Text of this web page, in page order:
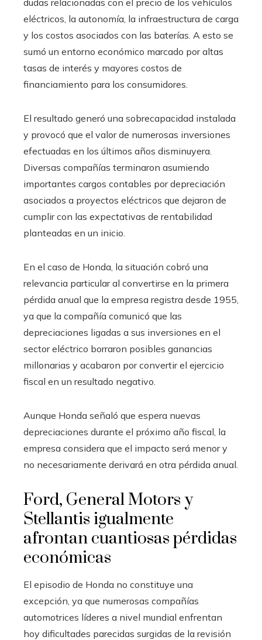
dudas relacionadas con el precio de los vehículos
eléctricos, la autonomía, la infraestructura de carga
y los costos asociados con las baterías. A esto se
sumó un entorno económico marcado por altas
tasas de interés y mayores costos de
financiamiento para los consumidores.
El resultado generó una sobrecapacidad instalada
y provocó que el valor de numerosas inversiones
efectuadas en los últimos años disminuyera.
Diversas compañías terminaron asumiendo
importantes cargos contables por depreciación
asociados a proyectos eléctricos que dejaron de
cumplir con las expectativas de rentabilidad
planteadas en un inicio.
En el caso de Honda, la situación cobró una
relevancia particular al convertirse en la primera
pérdida anual que la empresa registra desde 1955,
ya que la compañía comunicó que las
depreciaciones ligadas a sus inversiones en el
sector eléctrico borraron posibles ganancias
millonarias y acabaron por convertir el ejercicio
fiscal en un resultado negativo.
Aunque Honda señaló que espera nuevas
depreciaciones durante el próximo año fiscal, la
empresa considera que el impacto será menor y
no necesariamente derivará en otra pérdida anual.
Ford, General Motors y
Stellantis igualmente
afrontan cuantiosas pérdidas
económicas
El episodio de Honda no constituye una
excepción, ya que numerosas compañías
automotrices líderes a nivel mundial enfrentan
hoy dificultades parecidas surgidas de la revisión